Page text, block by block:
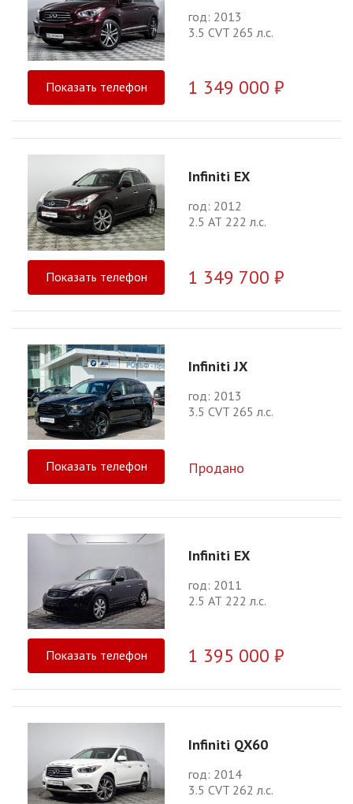
год: 2013
3.5 CVT 265 л.с.
Показать телефон 1 349 000 ₽
Infiniti EX
год: 2012
2.5 АТ 222 л.с.
Показать телефон 1 349 700 ₽
Infiniti JX
год: 2013
3.5 CVT 265 л.с.
Показать телефон Продано
Infiniti EX
год: 2011
2.5 АТ 222 л.с.
Показать телефон 1 395 000 ₽
Infiniti QX60
год: 2014
3.5 CVT 262 л.с.